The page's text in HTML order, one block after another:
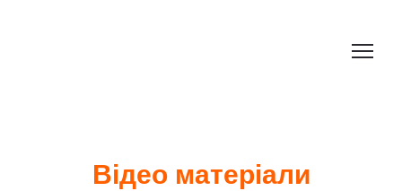
Відео матеріали